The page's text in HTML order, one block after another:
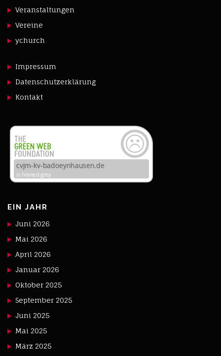
Veranstaltungen
Vereine
ychurch
Impressum
Datenschutzerklärung
Kontakt
EIN JAHR
Juni 2026
Mai 2026
April 2026
Januar 2026
Oktober 2025
September 2025
Juni 2025
Mai 2025
März 2025